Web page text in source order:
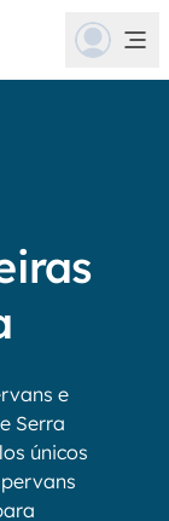
e
Serra
únicos